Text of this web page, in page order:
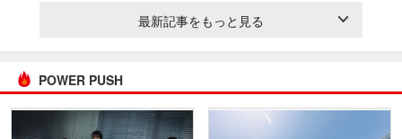
最新記事をもっと見る
POWER PUSH